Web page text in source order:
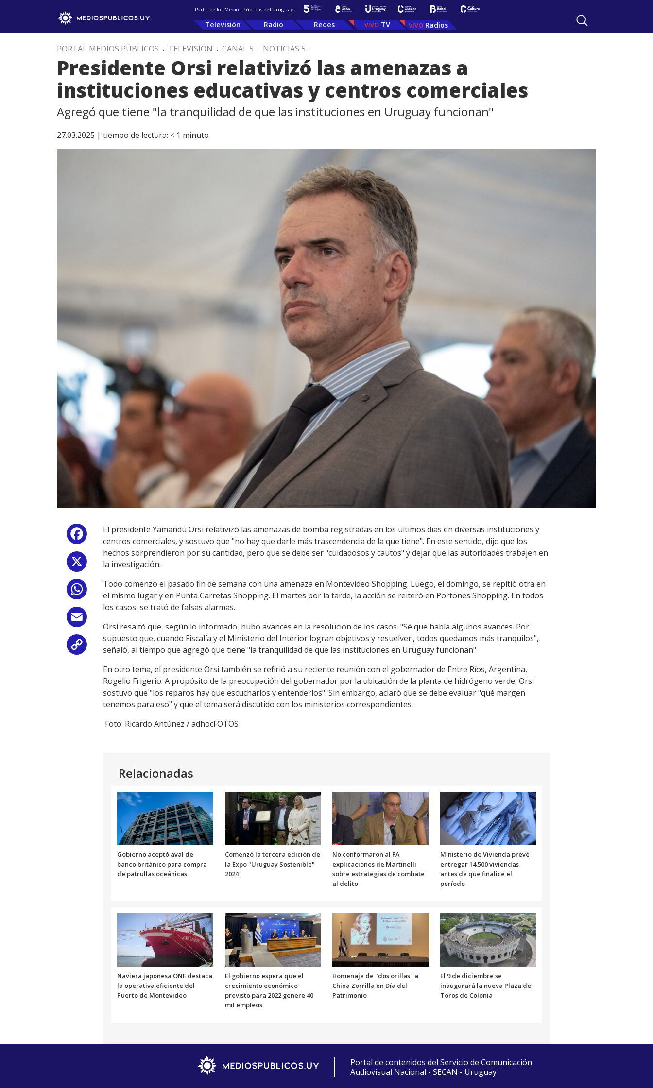
Portal de los Medios Públicos del Uruguay
Televisión Radio Redes TV Radios
PORTAL MEDIOS PÚBLICOS . TELEVISIÓN . CANAL 5 . NOTICIAS 5 .
Presidente Orsi relativizó las amenazas a
instituciones educativas y centros comerciales
Agregó que tiene "la tranquilidad de que las instituciones en Uruguay funcionan"
27.03.2025 | tiempo de lectura: < 1 minuto
Facebook
WhatsApp
Copy
Link
El presidente Yamandú Orsi relativizó las amenazas de bomba registradas en los últimos días en diversas instituciones y
centros comerciales, y sostuvo que "no hay que darle más trascendencia de la que tiene". En este sentido, dijo que los
hechos sorprendieron por su cantidad, pero que se debe ser "cuidadosos y cautos" y dejar que las autoridades trabajen en
la investigación.
Todo comenzó el pasado fin de semana con una amenaza en Montevideo Shopping. Luego, el domingo, se repitió otra en
el mismo lugar y en Punta Carretas Shopping. El martes por la tarde, la acción se reiteró en Portones Shopping. En todos
los casos, se trató de falsas alarmas.
Orsi resaltó que, según lo informado, hubo avances en la resolución de los casos. "Sé que había algunos avances. Por
supuesto que, cuando Fiscalía y el Ministerio del Interior logran objetivos y resuelven, todos quedamos más tranquilos",
señaló, al tiempo que agregó que tiene "la tranquilidad de que las instituciones en Uruguay funcionan".
En otro tema, el presidente Orsi también se refirió a su reciente reunión con el gobernador de Entre Ríos, Argentina,
Rogelio Frigerio. A propósito de la preocupación del gobernador por la ubicación de la planta de hidrógeno verde, Orsi
sostuvo que "los reparos hay que escucharlos y entenderlos". Sin embargo, aclaró que se debe evaluar "qué margen
tenemos para eso" y que el tema será discutido con los ministerios correspondientes.
Foto: Ricardo Antúnez / adhocFOTOS
Relacionadas
Gobierno aceptó aval de
banco británico para compra
de patrullas oceánicas
Comenzó la tercera edición de
la Expo "Uruguay Sostenible"
2024
No conformaron al FA
explicaciones de Martinelli
sobre estrategias de combate
al delito
Ministerio de Vivienda prevé
entregar 14.500 viviendas
antes de que finalice el
período
Naviera japonesa ONE destaca
la operativa eficiente del
Puerto de Montevideo
El gobierno espera que el
crecimiento económico
previsto para 2022 genere 40
mil empleos
Homenaje de "dos orillas" a
China Zorrilla en Día del
Patrimonio
El 9 de diciembre se
inaugurará la nueva Plaza de
Toros de Colonia
Portal de contenidos del Servicio de Comunicación
Audiovisual Nacional - SECAN - Uruguay